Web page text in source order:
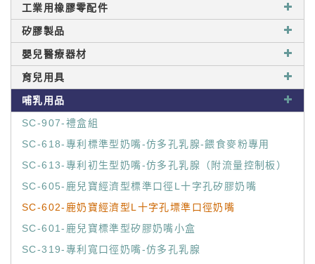
工業用橡膠零配件
矽膠製品
嬰兒醫療器材
育兒用具
哺乳用品
SC-907-禮盒組
SC-618-專利標準型奶嘴-仿多孔乳腺-餵食麥粉專用
SC-613-專利初生型奶嘴-仿多孔乳腺（附流量控制板）
SC-605-鹿兒寶經濟型標準口徑L十字孔矽膠奶嘴
SC-602-鹿奶寶經濟型L十字孔墂準口徑奶嘴
SC-601-鹿兒寶標準型矽膠奶嘴小盒
SC-319-專利寬口徑奶嘴-仿多孔乳腺